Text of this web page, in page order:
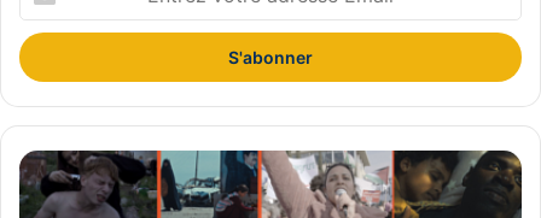
r
z
o
t
F
e
s